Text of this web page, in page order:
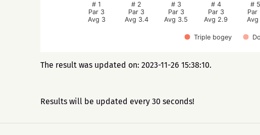
Triple bogey
# 1
Par 3
Avg 3
# 2
Par 3
Avg 3.4
# 3
Par 3
Avg 3.5
# 4
Par 3
Avg 2.9
# 5
Par
Avg
The result was updated on: 2023-11-26 15:38:10.
Results will be updated every 30 seconds!